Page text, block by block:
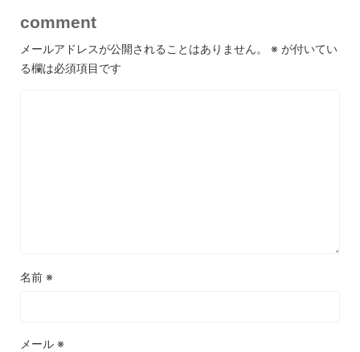
comment
メールアドレスが公開されることはありません。 ※ が付いてい
る欄は必須項目です
名前 ※
メール ※